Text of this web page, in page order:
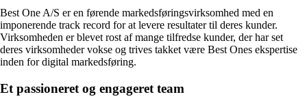
Best One A/S er en førende markedsføringsvirksomhed med en
imponerende track record for at levere resultater til deres kunder.
Virksomheden er blevet rost af mange tilfredse kunder, der har set
deres virksomheder vokse og trives takket være Best Ones ekspertise
inden for digital markedsføring.
Et passioneret og engageret team